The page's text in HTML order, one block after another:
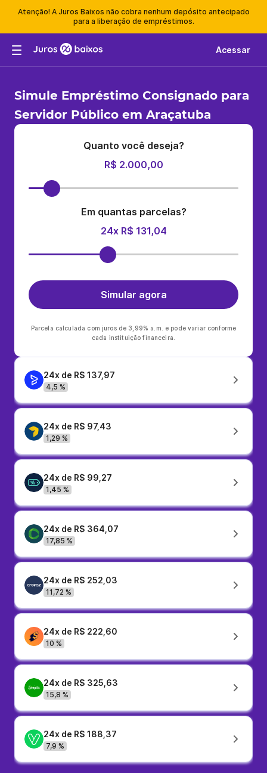
Atenção! A Juros Baixos não cobra nenhum depósito antecipado
para a liberação de empréstimos.
Acessar
Simule Empréstimo Consignado para
Servidor Público em Araçatuba
Quanto você deseja?
R$ 2.000,00
Em quantas parcelas?
24x R$ 131,04
Simular agora
Parcela calculada com juros de 3,99% a.m. e pode variar conforme
cada instituição financeira.
24x de R$ 137,97
4,5 %
24x de R$ 97,43
1,29 %
24x de R$ 99,27
1,45 %
24x de R$ 364,07
17,85 %
24x de R$ 252,03
11,72 %
24x de R$ 222,60
10 %
24x de R$ 325,63
15,8 %
24x de R$ 188,37
7,9 %